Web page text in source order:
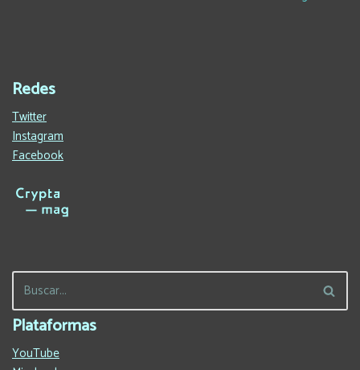
Redes
Twitter
Instagram
Facebook
Plataformas
YouTube